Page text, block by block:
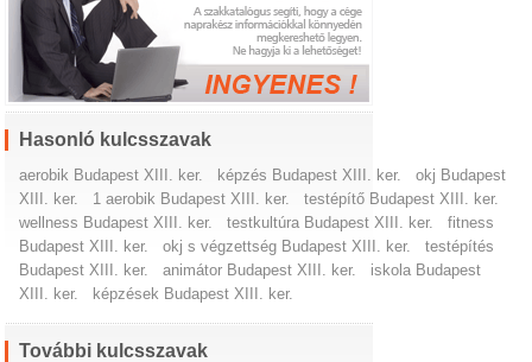
Hasonló kulcsszavak
aerobik Budapest XIII. ker. képzés Budapest XIII. ker.
okj Budapest
XIII. ker.
1 aerobik Budapest XIII. ker.
testépítő Budapest XIII. ker.
wellness Budapest XIII. ker.
testkultúra Budapest XIII. ker.
fitness
Budapest XIII. ker.
okj s végzettség Budapest XIII. ker.
testépítés
Budapest XIII. ker.
animátor Budapest XIII. ker.
iskola Budapest
XIII. ker.
képzések Budapest XIII. ker.
További kulcsszavak